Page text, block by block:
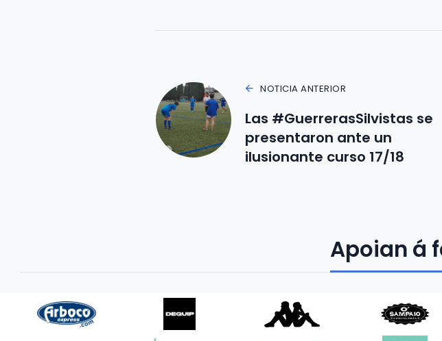
NOTICIA ANTERIOR
Las #GuerrerasSilvistas se
presentaron ante un
ilusionante curso 17/18
Apoian á